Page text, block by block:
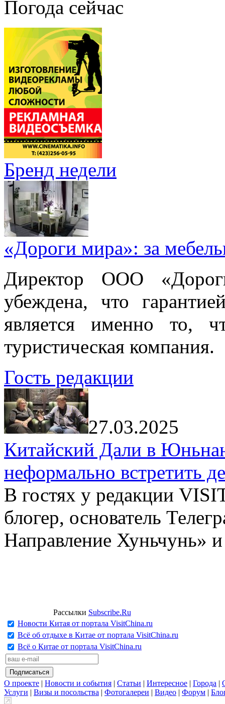
Погода сейчас
Бренд недели
«Дороги мира»: за
Директор ООО
убеждена, что
является именно то,
туристическая компания.
Гость редакции
27.03.2025
Китайский Дали в
неформально встретить
В гостях у редакции
блогер, основатель
Направление Хуньчунь»
Рассылки Subscribe.Ru
Новости Китая от портала VisitChina.ru
Всё об отдыхе в Китае от портала VisitChina.ru
Всё о Китае от портала VisitChina.ru
О проекте | Новости и события | Статьи | Интересное | Города |
Услуги | Визы и посольства | Фотогалереи | Видео | Форум |